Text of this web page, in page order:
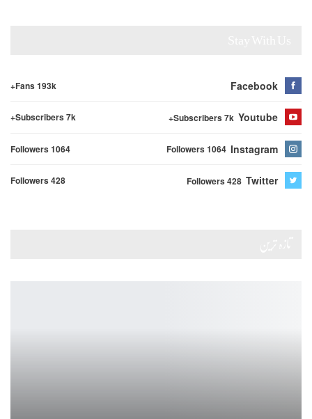
Facebook
Fans 193k+
Youtube
Subscribers 7k+
Subscribers 7k+
Instagram
Followers 1064
Followers 1064
Twitter
Followers 428
Followers 428